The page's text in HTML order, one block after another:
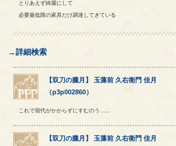
とりあえず綺麗にして
必要最低限の家具だけ調達してきている
→詳細検索
【双刀の朧月 】 玉藻前 久右衛門 佳月
（p3p002860）
これで宿代がかからずにすむのう……
【双刀の朧月 】玉藻前 久右衛門 佳月